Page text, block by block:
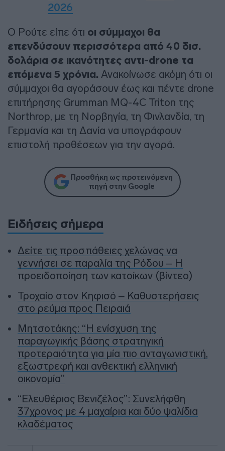
2026
Ο Ρούτε είπε ότι οι σύμμαχοι θα
επενδύσουν περισσότερα από 40 δισ.
δολάρια σε ικανότητες αντι-drone τα
επόμενα 5 χρόνια. Ανακοίνωσε ακόμη ότι οι
σύμμαχοι θα αγοράσουν έως και πέντε drone
επιτήρησης Grumman MQ-4C Triton της
Northrop, με τη Νορβηγία, τη Φινλανδία, τη
Γερμανία και τη Δανία να υπογράφουν
επιστολή προθέσεων για την αγορά.
Προσθήκη ως προτεινόμενη
πηγή στην Google
Ειδήσεις σήμερα
Δείτε τις προσπάθειες χελώνας να
γεννήσει σε παραλία της Ρόδου – Η
προειδοποίηση των κατοίκων (βίντεο)
Τροχαίο στον Κηφισό – Καθυστερήσεις
στο ρεύμα προς Πειραιά
Μητσοτάκης: “Η ενίσχυση της
παραγωγικής βάσης στρατηγική
προτεραιότητα για μία πιο ανταγωνιστική,
εξωστρεφή και ανθεκτική ελληνική
οικονομία”
“Ελευθέριος Βενιζέλος”: Συνελήφθη
37χρονος με 4 μαχαίρια και δύο ψαλίδια
κλαδέματος